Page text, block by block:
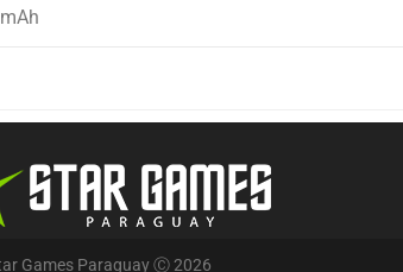
Games Paraguay Ⓒ 2026